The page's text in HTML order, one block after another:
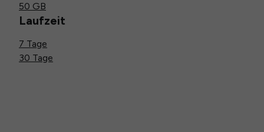
50 GB
Laufzeit
7 Tage
30 Tage